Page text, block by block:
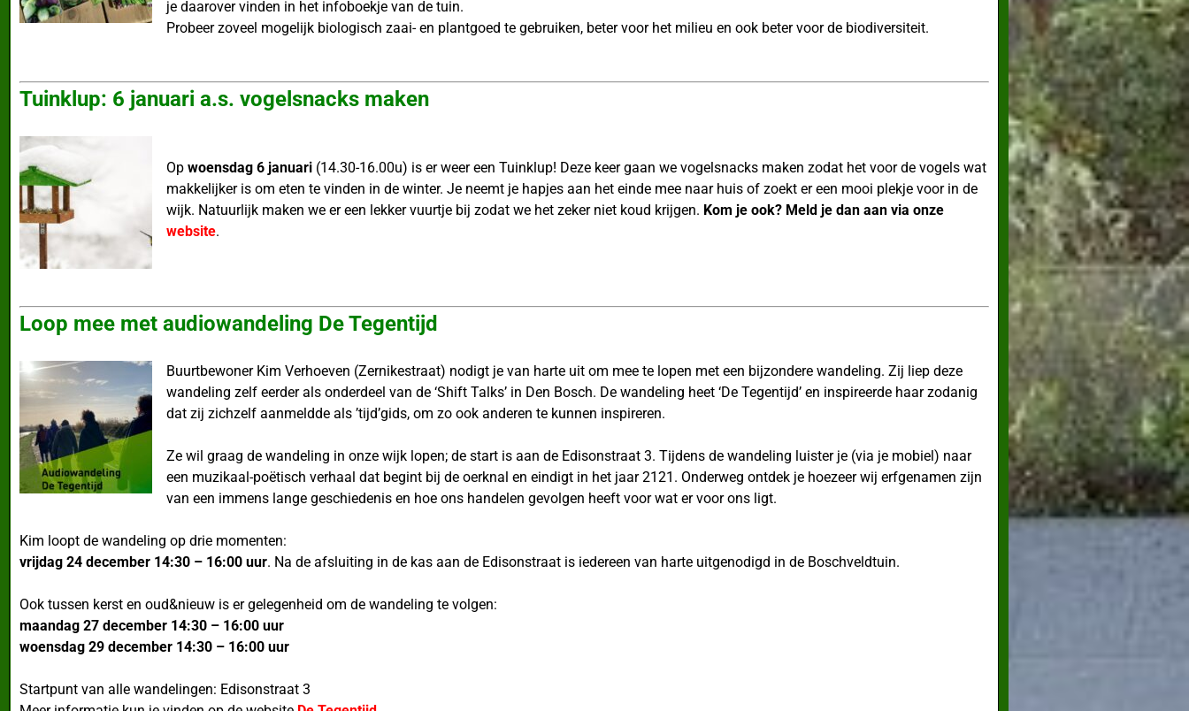
je daarover vinden in het infoboekje van de tuin.
Probeer zoveel mogelijk biologisch zaai- en plantgoed te gebruiken, beter voor het milieu en ook beter voor de biodiversiteit.
Tuinklup: 6 januari a.s. vogelsnacks maken
Op woensdag 6 januari (14.30-16.00u) is er weer een Tuinklup! Deze keer gaan we vogelsnacks maken zodat het voor de vogels wat
makkelijker is om eten te vinden in de winter. Je neemt je hapjes aan het einde mee naar huis of zoekt er een mooi plekje voor in de
wijk. Natuurlijk maken we er een lekker vuurtje bij zodat we het zeker niet koud krijgen. Kom je ook? Meld je dan aan via onze
website.
Loop mee met audiowandeling De Tegentijd
Buurtbewoner Kim Verhoeven (Zernikestraat) nodigt je van harte uit om mee te lopen met een bijzondere wandeling. Zij liep deze
wandeling zelf eerder als onderdeel van de ‘Shift Talks’ in Den Bosch. De wandeling heet ‘De Tegentijd’ en inspireerde haar zodanig
dat zij zichzelf aanmeldde als ’tijd’gids, om zo ook anderen te kunnen inspireren.
Ze wil graag de wandeling in onze wijk lopen; de start is aan de Edisonstraat 3. Tijdens de wandeling luister je (via je mobiel) naar
een muzikaal-poëtisch verhaal dat begint bij de oerknal en eindigt in het jaar 2121. Onderweg ontdek je hoezeer wij erfgenamen zijn
van een immens lange geschiedenis en hoe ons handelen gevolgen heeft voor wat er voor ons ligt.
Kim loopt de wandeling op drie momenten:
vrijdag 24 december 14:30 – 16:00 uur. Na de afsluiting in de kas aan de Edisonstraat is iedereen van harte uitgenodigd in de Boschveldtuin.
Ook tussen kerst en oud&nieuw is er gelegenheid om de wandeling te volgen:
maandag 27 december 14:30 – 16:00 uur
woensdag 29 december 14:30 – 16:00 uur
Startpunt van alle wandelingen: Edisonstraat 3